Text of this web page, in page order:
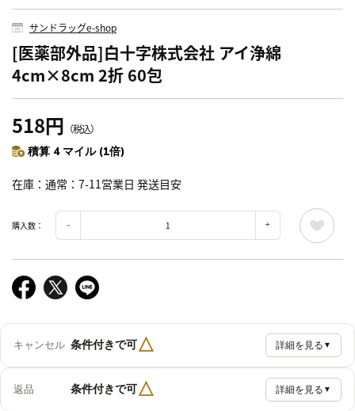
サンドラッグe-shop
[医薬部外品]白十字株式会社 アイ浄綿
4cm×8cm 2折 60包
518円 （税込）
積算 4 マイル (1倍)
在庫 通常：7-11営業日 発送目安
購入数：
キャンセル 条件付きで可△ 詳細を見る ▼
返品 条件付きで可△ 詳細を見る ▼